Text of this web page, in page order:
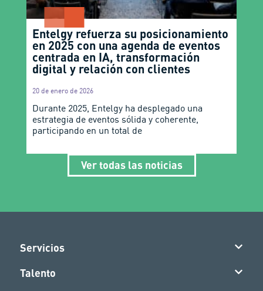
Entelgy refuerza su posicionamiento
en 2025 con una agenda de eventos
centrada en IA, transformación
digital y relación con clientes
20 de enero de 2026
Durante 2025, Entelgy ha desplegado una
estrategia de eventos sólida y coherente,
participando en un total de
Ver todas las noticias
Servicios
Talento